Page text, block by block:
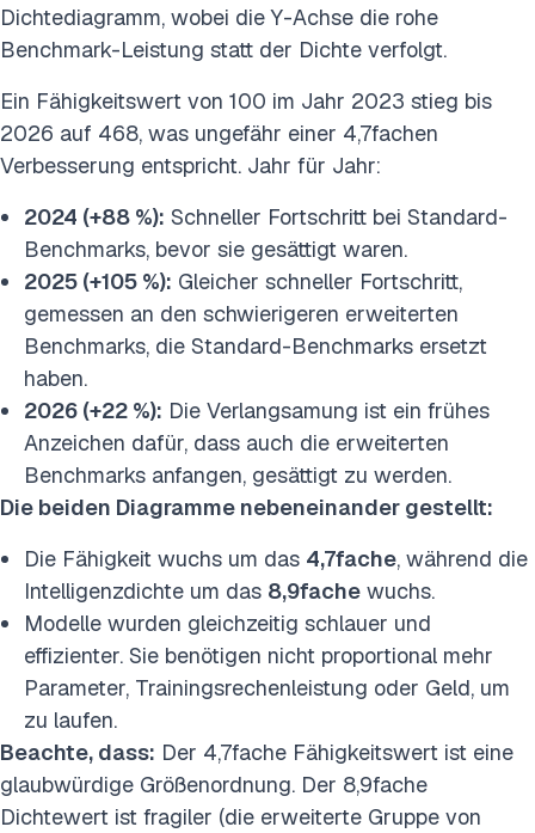
Dichtediagramm, wobei die Y-Achse die rohe
Benchmark-Leistung statt der Dichte verfolgt.
Ein Fähigkeitswert von 100 im Jahr 2023 stieg bis
2026 auf 468, was ungefähr einer 4,7fachen
Verbesserung entspricht. Jahr für Jahr:
2024 (+88 %): Schneller Fortschritt bei Standard-
Benchmarks, bevor sie gesättigt waren.
2025 (+105 %): Gleicher schneller Fortschritt,
gemessen an den schwierigeren erweiterten
Benchmarks, die Standard-Benchmarks ersetzt
haben.
2026 (+22 %): Die Verlangsamung ist ein frühes
Anzeichen dafür, dass auch die erweiterten
Benchmarks anfangen, gesättigt zu werden.
Die beiden Diagramme nebeneinander gestellt:
Die Fähigkeit wuchs um das 4,7fache, während die
Intelligenzdichte um das 8,9fache wuchs.
Modelle wurden gleichzeitig schlauer und
effizienter. Sie benötigen nicht proportional mehr
Parameter, Trainingsrechenleistung oder Geld, um
zu laufen.
Beachte, dass: Der 4,7fache Fähigkeitswert ist eine
glaubwürdige Größenordnung. Der 8,9fache
Dichtewert ist fragiler (die erweiterte Gruppe von